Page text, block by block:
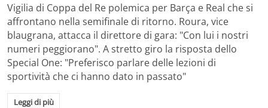
Vigilia di Coppa del Re polemica per Barça e Real che si
affrontano nella semifinale di ritorno. Roura, vice
blaugrana, attacca il direttore di gara: "Con lui i nostri
numeri peggiorano". A stretto giro la risposta dello
Special One: "Preferisco parlare delle lezioni di
sportività che ci hanno dato in passato"
Leggi di più